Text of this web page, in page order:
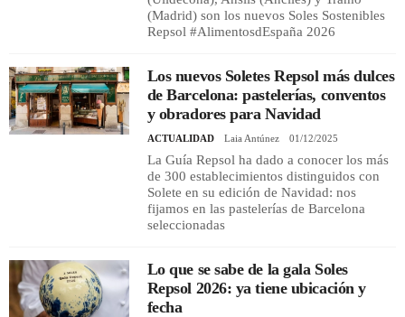
(Madrid) son los nuevos Soles Sostenibles
Repsol #AlimentosdEspaña 2026
Los nuevos Soletes Repsol más dulces
de Barcelona: pastelerías, conventos
y obradores para Navidad
ACTUALIDAD Laia Antúnez 01/12/2025
La Guía Repsol ha dado a conocer los más
de 300 establecimientos distinguidos con
Solete en su edición de Navidad: nos
fijamos en las pastelerías de Barcelona
seleccionadas
Lo que se sabe de la gala Soles
Repsol 2026: ya tiene ubicación y
fecha